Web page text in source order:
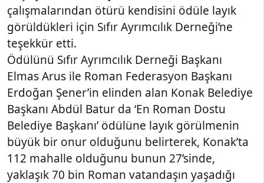
çalışmalarından ötürü kendisini ödüle layık
görüldükleri için Sıfır Ayrımcılık Derneği’ne
teşekkür etti.
Ödülünü Sıfır Ayrımcılık Derneği Başkanı
Elmas Arus ile Roman Federasyon Başkanı
Erdoğan Şener’in elinden alan Konak Belediye
Başkanı Abdül Batur da ‘En Roman Dostu
Belediye Başkanı’ ödülüne layık görülmenin
büyük bir onur olduğunu belirterek, Konak’ta
112 mahalle olduğunu bunun 27’sinde,
yaklaşık 70 bin Roman vatandaşın yaşadığı